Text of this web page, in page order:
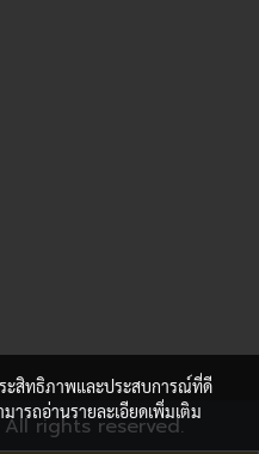
rights reserved.
ระสิทธิภาพและประสบการณ์ที่ดี
ารถอ่านรายละเอียดเพิ่มเติม